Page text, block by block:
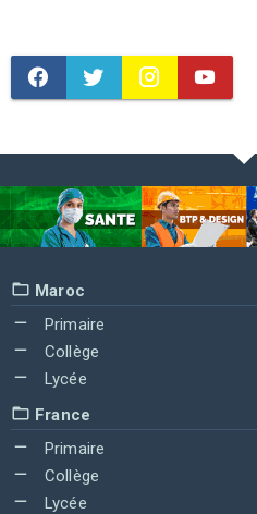
Maroc
Primaire
Collège
Lycée
France
Primaire
Collège
Lycée